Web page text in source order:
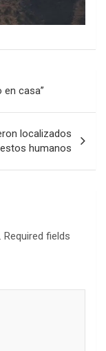
casa”
localizados
humanos
Required fields